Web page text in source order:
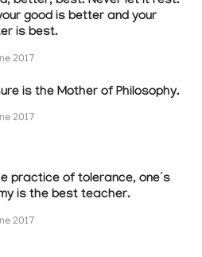
good is better and your
is best.
2017
is the Mother of Philosophy.
2017
practice of tolerance, one’s
is the best teacher.
2017